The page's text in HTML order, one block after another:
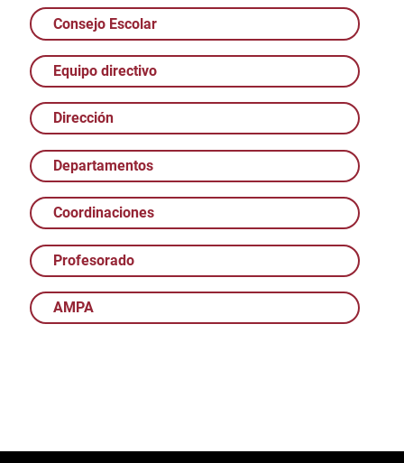
Consejo Escolar
Equipo directivo
Dirección
Departamentos
Coordinaciones
Profesorado
AMPA